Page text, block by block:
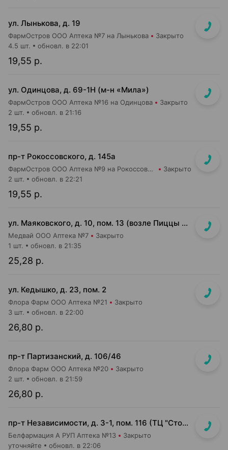
ул. Лынькова, д. 19
ФармОстров ООО Аптека №7 на Лынькова Закрыто
19,55 р.
4.5 шт. обновл. в 22:01
ул. Одинцова, д. 69-1Н (м-н «Мила»)
ФармОстров ООО Аптека №16 на Одинцова Закрыто
19,55 р.
2 шт. обновл. в 21:16
пр-т Рокоссовского, д. 145а
ФармОстров ООО Аптека №9 на Рокоссовского Закрыто
19,55 р.
2 шт. обновл. в 22:21
ул. Маяковского, д. 10, пом. 13 (возле Пиццы Мании)
Медвай ООО Аптека №7 Закрыто
25,28 р.
1 шт. обновл. в 21:35
ул. Кедышко, д. 23, пом. 2
Флора Фарм ООО Аптека №21 Закрыто
26,80 р.
3 шт. обновл. в 22:00
пр-т Партизанский, д. 106/46
Флора Фарм ООО Аптека №20 Закрыто
26,80 р.
2 шт. обновл. в 21:59
пр-т Независимости, д. 3-1, пом. 116 (ТЦ "Столица", верхний уровень)
Белфармация А РУП Аптека №13 Закрыто
уточняйте обновл. в 22:06